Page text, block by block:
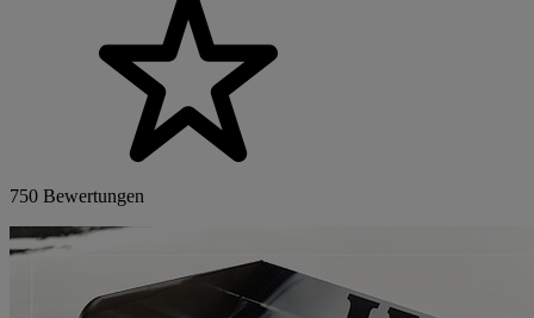
750 Bewertungen